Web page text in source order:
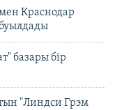
Краснодар
базары бір
"Линдси Грэм